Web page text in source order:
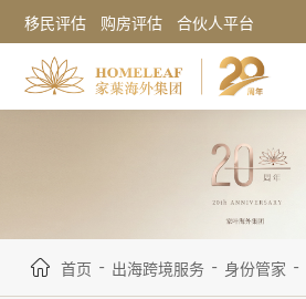
移民评估 购房评估 合伙人平台
首页 - 出海跨境服务 - 身份管家 -